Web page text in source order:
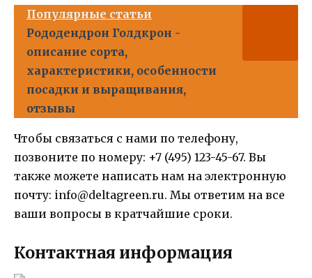
Популярные статьи
Рододендрон Голдкрон -
описание сорта,
характеристики, особенности
посадки и выращивания,
отзывы
Чтобы связаться с нами по телефону,
позвоните по номеру: +7 (495) 123-45-67. Вы
также можете написать нам на электронную
почту: info@deltagreen.ru. Мы ответим на все
ваши вопросы в кратчайшие сроки.
Контактная информация